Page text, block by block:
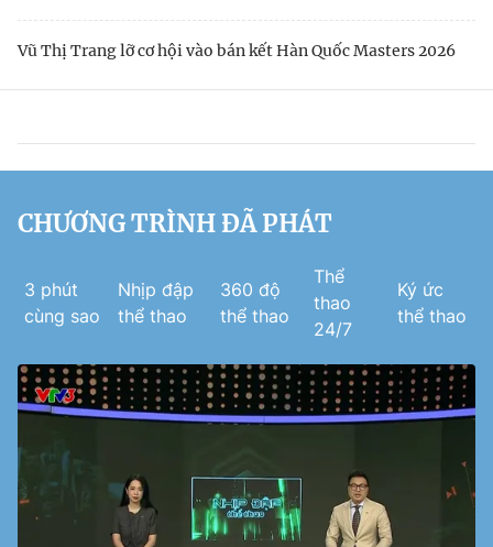
Vũ Thị Trang lỡ cơ hội vào bán kết Hàn Quốc Masters 2026
CHƯƠNG TRÌNH ĐÃ PHÁT
3 phút
cùng sao
Nhịp đập
thể thao
360 độ
thể thao
Thể
thao
24/7
Ký ức
thể thao